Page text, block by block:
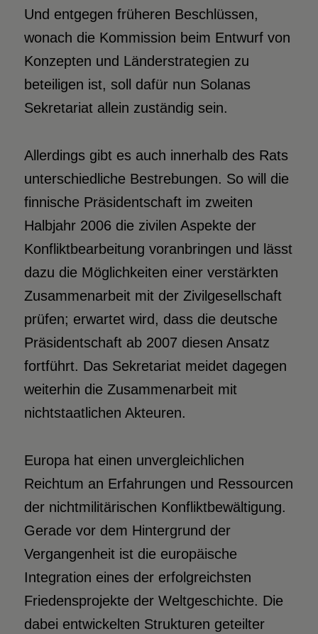
Und entgegen früheren Beschlüssen,
wonach die Kommission beim Entwurf von
Konzepten und Länderstrategien zu
beteiligen ist, soll dafür nun Solanas
Sekretariat allein zuständig sein.
Allerdings gibt es auch innerhalb des Rats
unterschiedliche Bestrebungen. So will die
finnische Präsidentschaft im zweiten
Halbjahr 2006 die zivilen Aspekte der
Konfliktbearbeitung voranbringen und lässt
dazu die Möglichkeiten einer verstärkten
Zusammenarbeit mit der Zivilgesellschaft
prüfen; erwartet wird, dass die deutsche
Präsidentschaft ab 2007 diesen Ansatz
fortführt. Das Sekretariat meidet dagegen
weiterhin die Zusammenarbeit mit
nichtstaatlichen Akteuren.
Europa hat einen unvergleichlichen
Reichtum an Erfahrungen und Ressourcen
der nichtmilitärischen Konfliktbewältigung.
Gerade vor dem Hintergrund der
Vergangenheit ist die europäische
Integration eines der erfolgreichsten
Friedensprojekte der Weltgeschichte. Die
dabei entwickelten Strukturen geteilter